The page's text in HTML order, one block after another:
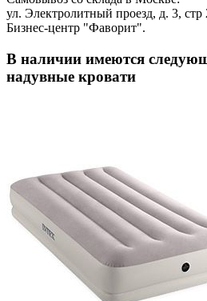
ул. Электролитный проезд, д. 3, стр
Бизнес-центр "Фаворит".
В наличии имеются
надувные кровати